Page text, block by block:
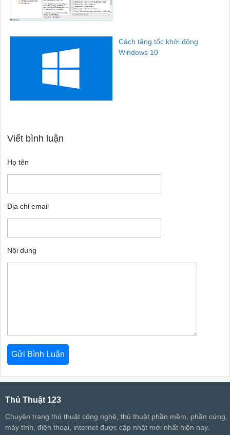
Cách tăng tốc khởi động
Windows 10
Viết bình luận
Họ tên
Địa chỉ email
Nội dung
Thủ Thuật 123
Chuyên trang thủ thuật công nghệ, thủ thuật phần mềm, phần cứng,
máy tính, điện thoại, internet được cập nhật mới nhất hiện nay.